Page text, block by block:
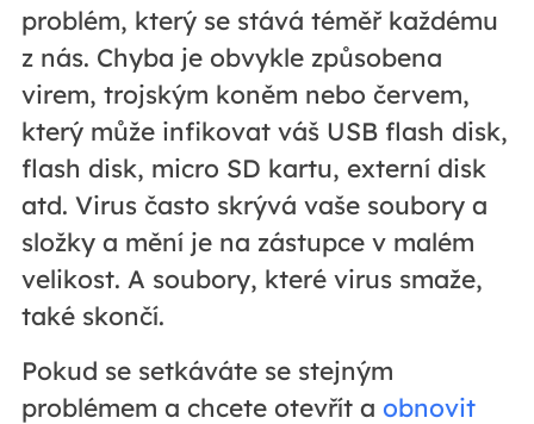
problém, který se stává téměř každému
z nás. Chyba je obvykle způsobena
virem, trojským koněm nebo červem,
který může infikovat váš USB flash disk,
flash disk, micro SD kartu, externí disk
atd. Virus často skrývá vaše soubory a
složky a mění je na zástupce v malém
velikost. A soubory, které virus smaže,
také skončí.
Pokud se setkáváte se stejným
problémem a chcete otevřít a obnovit